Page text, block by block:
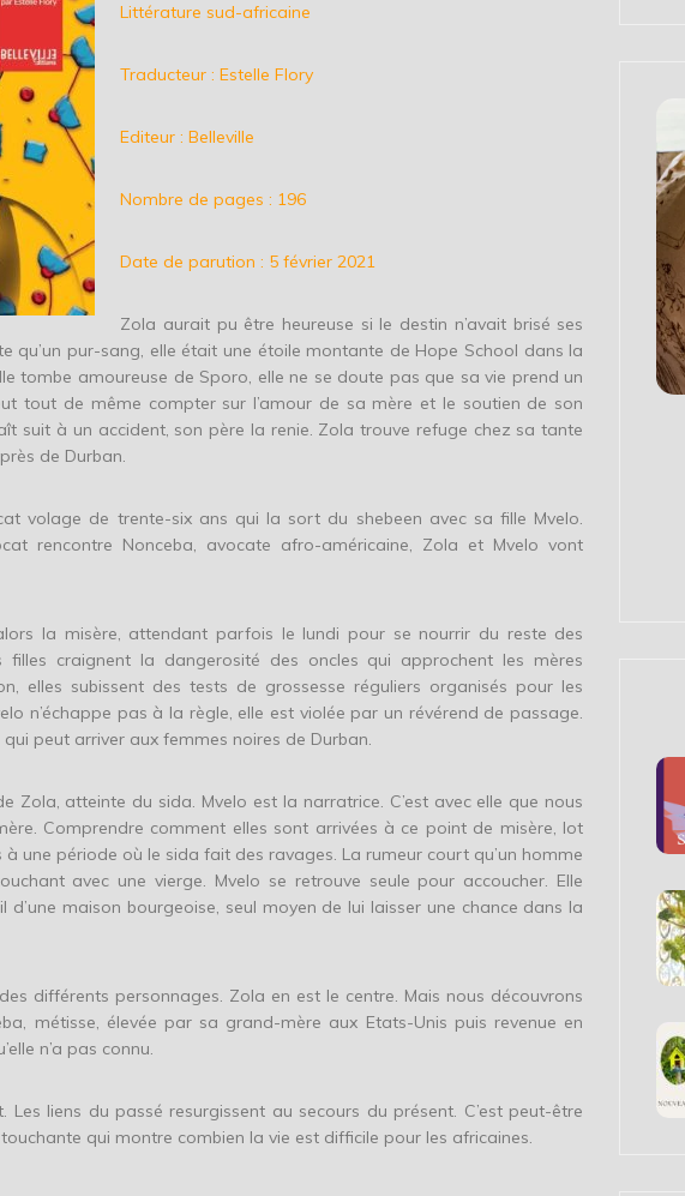
Littérature sud-africaine
Traducteur : Estelle Flory
Editeur : Belleville
Nombre de pages : 196
Date de parution : 5 février 2021
Zola aurait pu être heureuse si le destin n’avait brisé ses
qu’un pur-sang, elle était une étoile montante de Hope School dans la
tombe amoureuse de Sporo, elle ne se doute pas que sa vie prend un
tout de même compter sur l’amour de sa mère et le soutien de son
suit à un accident, son père la renie. Zola trouve refuge chez sa tante
de Durban.
volage de trente-six ans qui la sort du shebeen avec sa fille Mvelo.
rencontre Nonceba, avocate afro-américaine, Zola et Mvelo vont
la misère, attendant parfois le lundi pour se nourrir du reste des
filles craignent la dangerosité des oncles qui approchent les mères
elles subissent des tests de grossesse réguliers organisés pour les
n’échappe pas à la règle, elle est violée par un révérend de passage.
peut arriver aux femmes noires de Durban.
Zola, atteinte du sida. Mvelo est la narratrice. C’est avec elle que nous
Comprendre comment elles sont arrivées à ce point de misère, lot
une période où le sida fait des ravages. La rumeur court qu’un homme
avec une vierge. Mvelo se retrouve seule pour accoucher. Elle
maison bourgeoise, seul moyen de lui laisser une chance dans la
différents personnages. Zola en est le centre. Mais nous découvrons
métisse, élevée par sa grand-mère aux Etats-Unis puis revenue en
n’a pas connu.
Les liens du passé resurgissent au secours du présent. C’est peut-être
qui montre combien la vie est difficile pour les africaines.